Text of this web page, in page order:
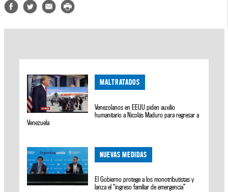
MALTRATADOS
Venezolanos en EEUU piden auxilio
humanitario a Nicolás Maduro para regresar a
Venezuela
NUEVAS MEDIDAS
El Gobierno protege a los monotributistas y
lanza el “ingreso familiar de emergencia”